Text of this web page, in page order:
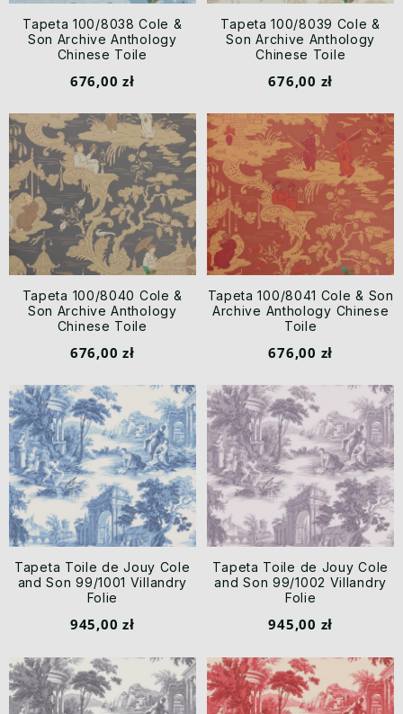
Tapeta 100/8038 Cole &
Son Archive Anthology
Chinese Toile
676,00 zł
Tapeta 100/8039 Cole &
Son Archive Anthology
Chinese Toile
676,00 zł
Tapeta 100/8040 Cole &
Son Archive Anthology
Chinese Toile
676,00 zł
Tapeta 100/8041 Cole & Son
Archive Anthology Chinese
Toile
676,00 zł
Tapeta Toile de Jouy Cole
and Son 99/1001 Villandry
Folie
945,00 zł
Tapeta Toile de Jouy Cole
and Son 99/1002 Villandry
Folie
945,00 zł